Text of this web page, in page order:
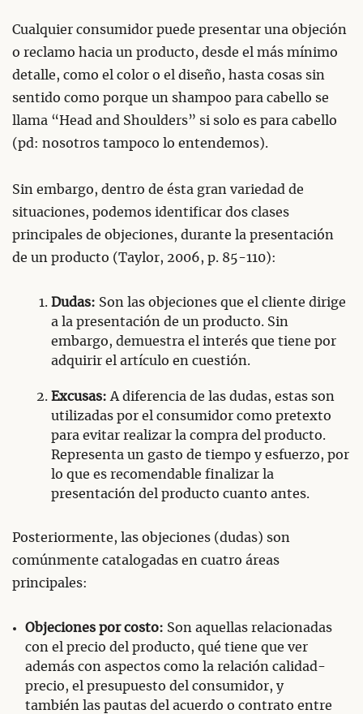
Cualquier consumidor puede presentar una objeción
o reclamo hacia un producto, desde el más mínimo
detalle, como el color o el diseño, hasta cosas sin
sentido como porque un shampoo para cabello se
llama “Head and Shoulders” si solo es para cabello
(pd: nosotros tampoco lo entendemos).
Sin embargo, dentro de ésta gran variedad de
situaciones, podemos identificar dos clases
principales de objeciones, durante la presentación
de un producto (Taylor, 2006, p. 85-110):
Dudas: Son las objeciones que el cliente dirige
a la presentación de un producto. Sin
embargo, demuestra el interés que tiene por
adquirir el artículo en cuestión.
Excusas: A diferencia de las dudas, estas son
utilizadas por el consumidor como pretexto
para evitar realizar la compra del producto.
Representa un gasto de tiempo y esfuerzo, por
lo que es recomendable finalizar la
presentación del producto cuanto antes.
Posteriormente, las objeciones (dudas) son
comúnmente catalogadas en cuatro áreas
principales:
Objeciones por costo: Son aquellas relacionadas
con el precio del producto, qué tiene que ver
además con aspectos como la relación calidad-
precio, el presupuesto del consumidor, y
también las pautas del acuerdo o contrato entre